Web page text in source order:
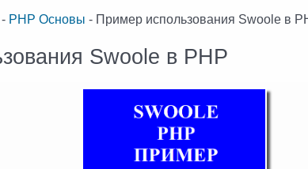
- PHP Основы - Пример использования Swoole в
Swoole в PHP